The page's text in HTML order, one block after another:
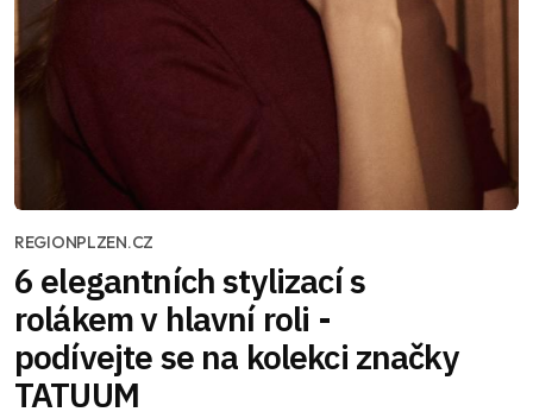
REGIONPLZEN.CZ
6 elegantních stylizací s
rolákem v hlavní roli -
podívejte se na kolekci značky
TATUUM